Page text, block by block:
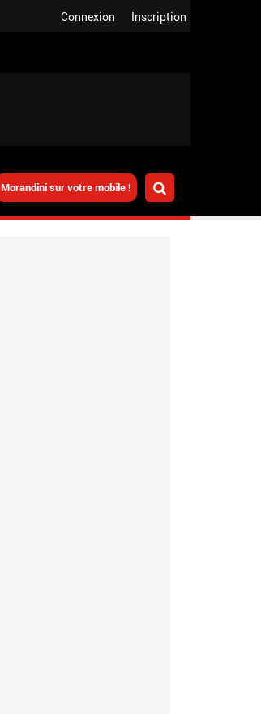
Inscription
Connexion
Morandini sur votre mobile !